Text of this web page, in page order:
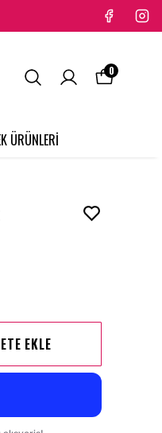
ÜRÜNLERİ
0
EKLE